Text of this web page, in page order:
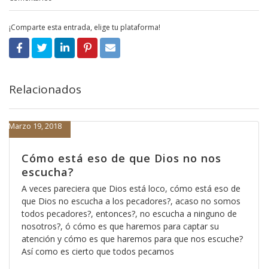
¡Comparte esta entrada, elige tu plataforma!
Relacionados
Cómo está eso de que Dios no nos
escucha?
Marzo 19, 2018
A veces pareciera que Dios está loco, cómo está eso de
que Dios no escucha a los pecadores?, acaso no somos
todos pecadores?, entonces?, no escucha a ninguno de
nosotros?, ó cómo es que haremos para captar su
atención y cómo es que haremos para que nos escuche?
Así como es cierto que todos pecamos